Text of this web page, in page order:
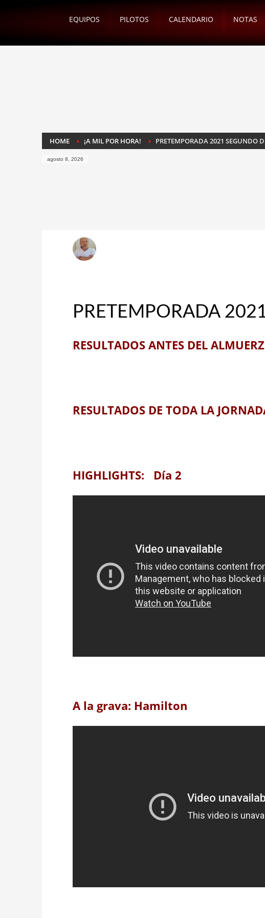
EQUIPOS PILOTOS CALENDARIO NOTAS
HOME ¡A MIL POR HORA! PRETEMPORADA 2021 SEGUNDO
agosto 8, 2026
PRETEMPORADA
RESULTADOS ANTES DEL
RESULTADOS DE TODA LA
HIGHLIGHTS: Día 2
A la grava: Hamilton